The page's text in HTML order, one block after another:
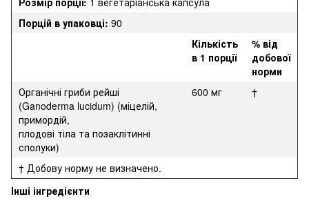
Порцій в упаковці: 90
Кількість
в 1 порції
% від
добової
норми
Органічні гриби рейші
(Ganoderma lucidum) (міцелій,
примордій,
плодові тіла та позаклітинні
сполуки)
600 мг †
† Добову норму не визначено.
Інші інгредієнти